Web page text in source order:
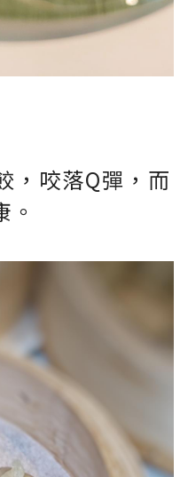
，咬落Q彈，而
。